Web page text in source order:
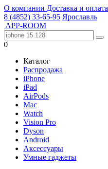
О компании Доставка и оплата
8 (4852) 33-65-95 Ярославль
APP-ROOM
0
Каталог
Распродажа
iPhone
iPad
AirPods
Mac
Watch
Vision Pro
Dyson
Android
Аксессуары
Умные гаджеты